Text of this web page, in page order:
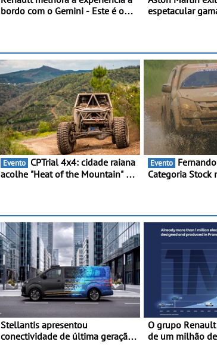
bordo com o Gemini - Este é o
espetacular
Evento
acolhe "Heat of the Mountain" -
Evento
Categoria Stock
Stellantis apresentou
conectividade de última geração
O grupo
de um milhão